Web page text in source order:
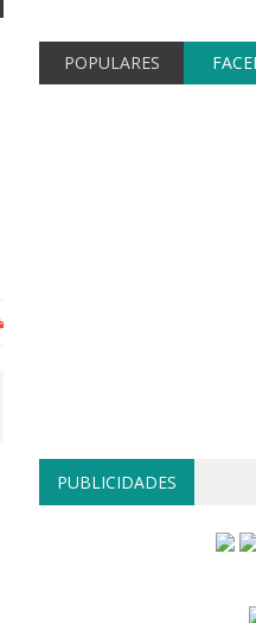
POPULARES
PUBLICIDADES